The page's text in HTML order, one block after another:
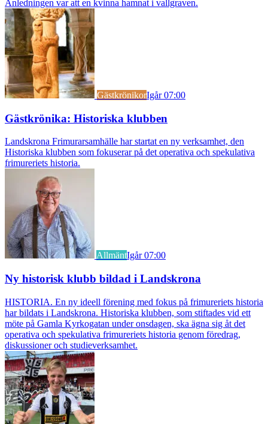
Anledningen var att en kvinna hamnat i vallgraven.
GästkrönikorIgår 07:00
Gästkrönika: Historiska klubben
Landskrona Frimurarsamhälle har startat en ny verksamhet, den
Historiska klubben som fokuserar på det operativa och spekulativa
frimureriets historia.
AllmäntIgår 07:00
Ny historisk klubb bildad i Landskrona
HISTORIA. En ny ideell förening med fokus på frimureriets historia
har bildats i Landskrona. Historiska klubben, som stiftades vid ett
möte på Gamla Kyrkogatan under onsdagen, ska ägna sig åt det
operativa och spekulativa frimureriets historia genom föredrag,
diskussioner och studieverksamhet.